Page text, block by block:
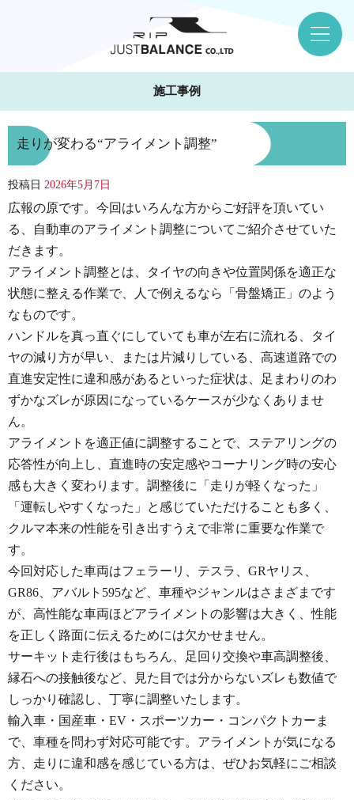
施工事例
走りが変わる“アライメント調整”
投稿日 2026年5月7日
広報の原です。今回はいろんな方からご好評を頂いてい
る、自動車のアライメント調整についてご紹介させていた
だきます。
アライメント調整とは、タイヤの向きや位置関係を適正な
状態に整える作業で、人で例えるなら「骨盤矯正」のよう
なものです。
ハンドルを真っ直ぐにしていても車が左右に流れる、タイ
ヤの減り方が早い、または片減りしている、高速道路での
直進安定性に違和感があるといった症状は、足まわりのわ
ずかなズレが原因になっているケースが少なくありませ
ん。
アライメントを適正値に調整することで、ステアリングの
応答性が向上し、直進時の安定感やコーナリング時の安心
感も大きく変わります。調整後に「走りが軽くなった」
「運転しやすくなった」と感じていただけることも多く、
クルマ本来の性能を引き出すうえで非常に重要な作業で
す。
今回対応した車両はフェラーリ、テスラ、GRヤリス、
GR86、アバルト595など、車種やジャンルはさまざまです
が、高性能な車両ほどアライメントの影響は大きく、性能
を正しく路面に伝えるためには欠かせません。
サーキット走行後はもちろん、足回り交換や車高調整後、
縁石への接触後など、見た目では分からないズレも数値で
しっかり確認し、丁寧に調整いたします。
輸入車・国産車・EV・スポーツカー・コンパクトカーま
で、車種を問わず対応可能です。アライメントが気になる
方、走りに違和感を感じている方は、ぜひお気軽にご相談
ください。